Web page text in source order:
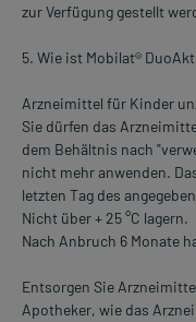
zur Verfügung gestellt
5. Wie ist Mobilat®
Arzneimittel für Kinder
Sie dürfen das
dem Behältnis nach
nicht mehr anwenden.
letzten Tag des
Nicht über + 25 °C lagern.
Nach Anbruch 6 Monate
Entsorgen Sie
Apotheker, wie das